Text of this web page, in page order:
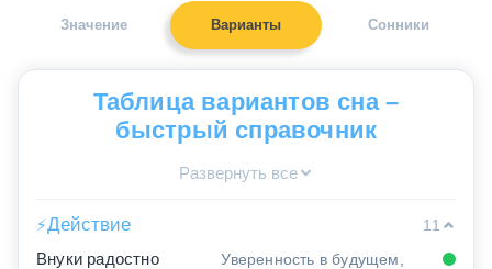
Значение Варианты Сонники
Таблица вариантов сна –
быстрый справочник
Развернуть все
⚡Действие
11
Внуки радостно
Уверенность в будущем,